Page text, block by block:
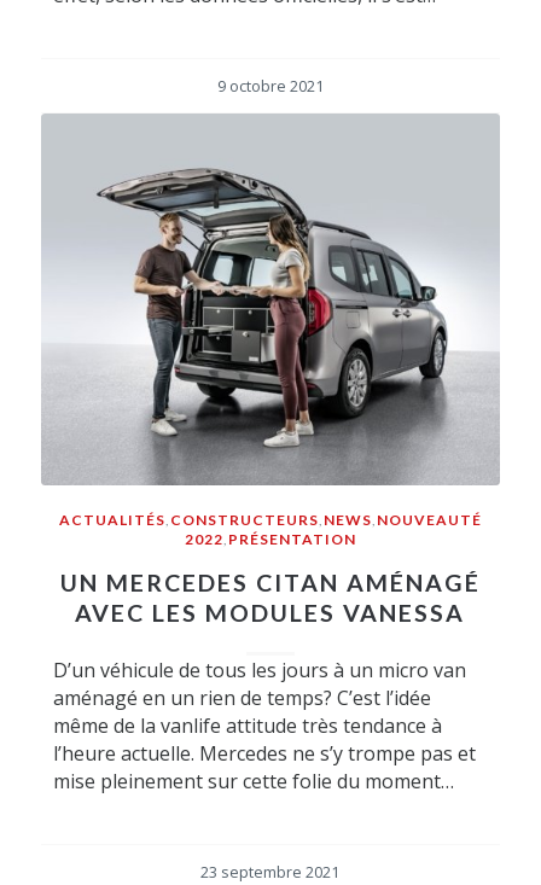
9 octobre 2021
ACTUALITÉS, CONSTRUCTEURS, NEWS, NOUVEAUTÉ
2022, PRÉSENTATION
UN MERCEDES CITAN AMÉNAGÉ
AVEC LES MODULES VANESSA
D’un véhicule de tous les jours à un micro van
aménagé en un rien de temps? C’est l’idée
même de la vanlife attitude très tendance à
l’heure actuelle. Mercedes ne s’y trompe pas et
mise pleinement sur cette folie du moment…
23 septembre 2021